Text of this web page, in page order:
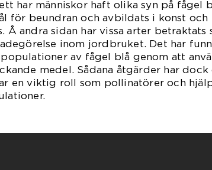
har människor haft olika syn på fågel
för beundran och avbildats i konst och
Å andra sidan har vissa arter betraktats
inom jordbruket. Det har
av fågel blå genom att
medel. Sådana åtgärder har
en viktig roll som pollinatörer och